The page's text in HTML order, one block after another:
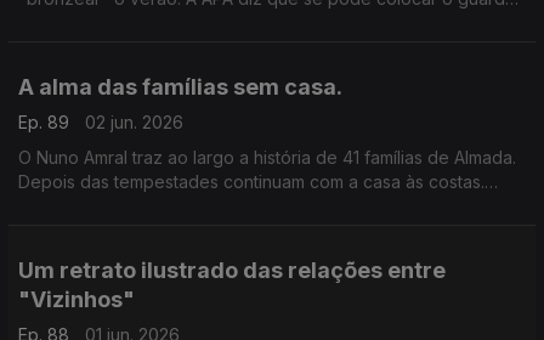
A alma das famílias sem casa.
Ep. 89
02 jun. 2026
O Nuno Amral traz ao largo a história de 41 famílias de Almada.
Depois das tempestades continuam com a casa às costas.
Um retrato ilustrado das relações entre
"Vizinhos"
Ep. 88
01 jun. 2026